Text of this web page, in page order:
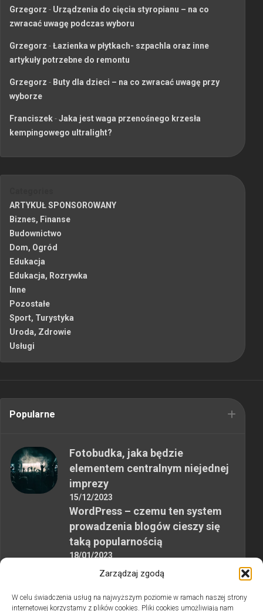
Zarządzaj zgodą
W celu świadczenia usług na najwyższym poziomie w ramach naszej strony
internetowej korzystamy z plików cookies. Pliki cookies umożliwiają nam
Grzegorz - Urządzenia do cięcia styropianu – na co
zwracać uwagę podczas wyboru
Grzegorz -Łazienka w płytkach- szpachla oraz inne
artykuły potrzebne do remontu
Grzegorz - Buty dla dzieci – na co zwracać uwagę przy
wyborze
Franciszek-Jaka jest waga przenośnego krzesła
kempingowego ultralight?
ARTYKUŁ SPONSOROWANY
Biznes, Finanse
Budownictwo
Dom, Ogród
Edukacja
Edukacja, Rozrywka
Inne
Pozostałe
Sport, Turystyka
Uroda, Zdrowie
Usługi
Popularne
Fotobudka, jaka będzie
elementem centralnym niejednej
imprezy
15/12/2023
WordPress – czemu ten system
prowadzenia blogów cieszy się
taką popularnością
18/01/2023
MB PARKIET: wszechstronne
cyklinowania podłóg drewnianych